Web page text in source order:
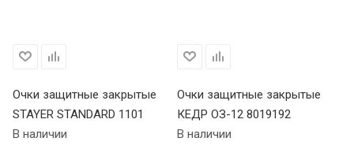
Очки защитные закрытые
STAYER STANDARD 1101
В наличии
Очки защитные закрытые
КЕДР ОЗ-12 8019192
В наличии